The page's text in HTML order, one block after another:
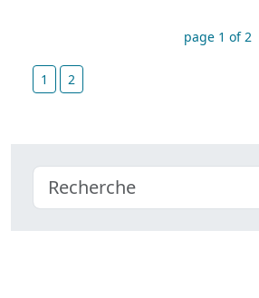
page 1 of 2
1 2